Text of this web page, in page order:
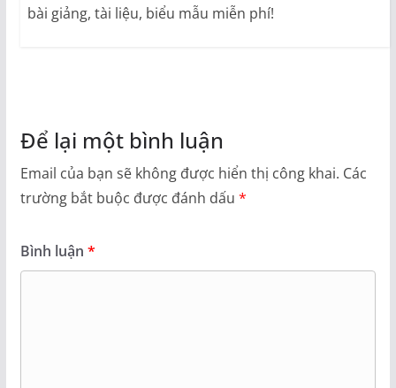
bài giảng, tài liệu, biểu mẫu miễn phí!
Để lại một bình luận
Email của bạn sẽ không được hiển thị công khai. Các
trường bắt buộc được đánh dấu *
Bình luận *